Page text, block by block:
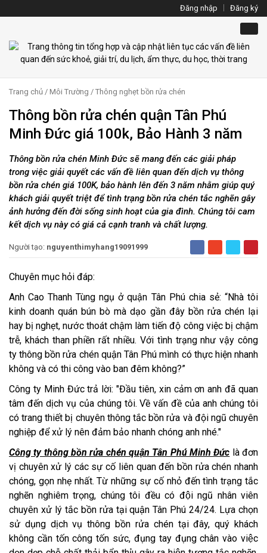
Đăng nhập Đăng ký
Trang chủ / Môi Trường / Thông nghẹt bồn rửa chén
Thông bồn rửa chén quận Tân Phú
Minh Đức giá 100k, Bảo Hành 3 năm
Thông bồn rửa chén Minh Đức sẽ mang đến các giải pháp
trong việc giải quyết các vấn đề liên quan đến dịch vụ thông
bồn rửa chén giá 100K, bảo hành lên đến 3 năm nhằm giúp quý
khách giải quyết triệt để tình trạng bồn rửa chén tắc nghẽn gây
ảnh hưởng đến đời sống sinh hoạt của gia đình. Chúng tôi cam
kết dịch vụ này có giá cả cạnh tranh và chất lượng.
Người tạo: nguyenthimyhang19091999
Chuyên mục hỏi đáp:
Anh Cao Thanh Tùng ngụ ở quận Tân Phú chia sẻ: “Nhà tôi
kinh doanh quán bún bò mà dạo gần đây bồn rửa chén lại
hay bị nghẹt, nước thoát chậm làm tiến độ công việc bị chậm
trễ, khách than phiền rất nhiều. Với tình trạng như vậy công
ty thông bồn rửa chén quận Tân Phú mình có thực hiện nhanh
không và có thi công vào ban đêm không?”
Công ty Minh Đức trả lời: "Đầu tiên, xin cảm ơn anh đã quan
tâm đến dịch vụ của chúng tôi. Về vấn đề của anh chúng tôi
có trang thiết bị chuyên thông tắc bồn rửa và đội ngũ chuyên
nghiệp để xử lý nên đảm bảo nhanh chóng anh nhé."
Công ty thông bồn rửa chén quận Tân Phú Minh Đức là đơn
vị chuyên xử lý các sự cố liên quan đến bồn rửa chén nhanh
chóng, gọn nhẹ nhất. Từ những sự cố nhỏ đến tình trạng tắc
nghẽn nghiêm trọng, chúng tôi đều có đội ngũ nhân viên
chuyên xử lý tắc bồn rửa tại quận Tân Phú 24/24. Lựa chọn
sử dụng dịch vụ thông bồn rửa chén tại đây, quý khách
không cần tốn công tốn sức, đụng tay đụng chân vào việc